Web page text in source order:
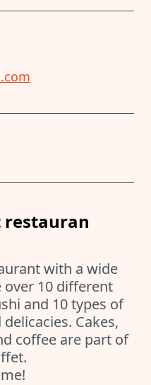
with a wide
over 10 different
and 10 types of
Cakes,
coffee are part of